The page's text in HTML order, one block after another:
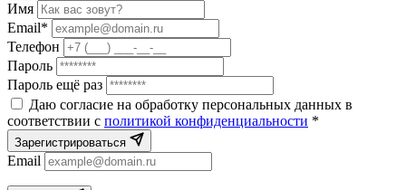
Имя
Email*
Телефон
Пароль
Пароль ещё раз
Даю согласие на обработку персональных данных в
соответствии с политикой конфиденциальности *
Зарегистрироваться
Email